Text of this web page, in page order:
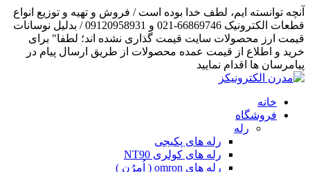
آنچه توانسته ایم، لطف خدا بوده است / فروش و تهیه و توزیع انواع
قطعات الکترونیک 66869746-021 و 09120958931 / بدلیل نوسانات
قیمت ارز محصولات سایت قیمت گذاری نشده اند؛ لطفا" برای
خرید و اطلاع از قیمت عمده محصولات از طریق ارسال پیام در
پیامرسان ها اقدام نمایید
خانه
فروشگاه
رله
رله های پکیجی
رله های کولری NT90
رله های omron ( اُمرُن )